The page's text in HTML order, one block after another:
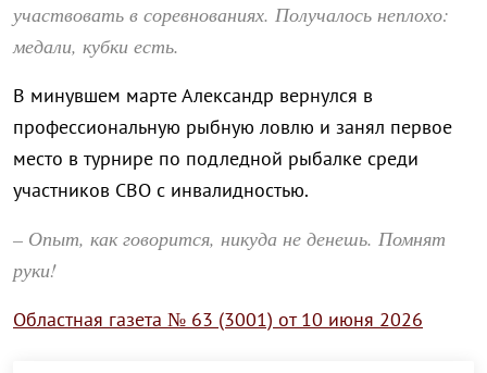
участвовать в соревнованиях. Получалось неплохо:
медали, кубки есть.
В минувшем марте Александр вернулся в
профессиональную рыбную ловлю и занял первое
место в турнире по подледной рыбалке среди
участников СВО с инвалидностью.
– Опыт, как говорится, никуда не денешь. Помнят
руки!
Областная газета № 63 (3001) от 10 июня 2026